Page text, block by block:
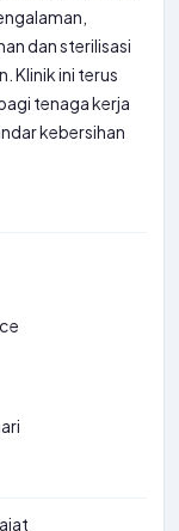
dan sterilisasi
Klinik ini terus
tenaga kerja
kebersihan